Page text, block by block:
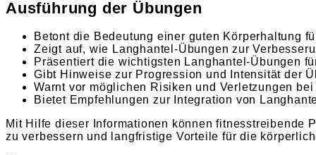
Ausführung der Übungen
Betont die Bedeutung einer guten Körperhaltung
Zeigt auf, wie Langhantel-Übungen zur
Präsentiert die wichtigsten Langhantel-Übungen
Gibt Hinweise zur Progression und Intensität der
Warnt vor möglichen Risiken und Verletzungen
Bietet Empfehlungen zur Integration von
Mit Hilfe dieser Informationen können fitnesstreibende
zu verbessern und langfristige Vorteile für die